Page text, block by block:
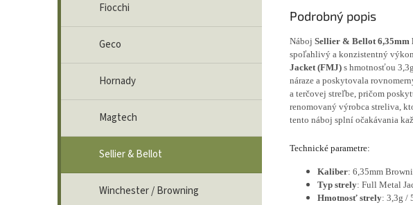
Fiocchi
Geco
Hornady
Magtech
Sellier & Bellot
Winchester / Browning
Podrobný popis
Náboj Sellier & Bellot 6,35mm
spoľahlivý a konzistentný
Jacket (FMJ) s hmotnosťou
náraze a poskytovala
a terčovej streľbe, pričom
renomovaný výrobca streliva,
tento náboj splní očakávania
Technické parametre:
Kaliber: 6,35mm
Typ strely: Full Metal
Hmotnosť strely: 3,3g /